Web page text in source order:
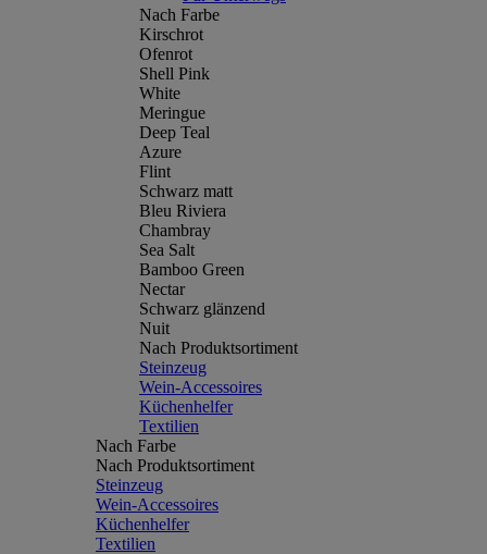
Nach Farbe
Kirschrot
Ofenrot
Shell Pink
White
Meringue
Deep Teal
Azure
Flint
Schwarz matt
Bleu Riviera
Chambray
Sea Salt
Bamboo Green
Nectar
Schwarz glänzend
Nuit
Nach Produktsortiment
Steinzeug
Wein-Accessoires
Küchenhelfer
Textilien
Nach Farbe
Nach Produktsortiment
Steinzeug
Wein-Accessoires
Küchenhelfer
Textilien